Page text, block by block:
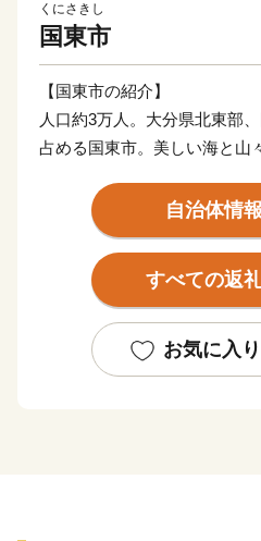
くにさきし
国東市
【国東市の紹介】
人口約3万人。大分県北東部
占める国東市。美しい海と山
化が発展し、数多く寺院や石
ら、「仏の里くにさき」と呼
はり一番の自慢は、半島なら
す、豊富な食材！海の幸・山
～交通アクセス～ 国東市は
自治体情
すべての返
お気に入